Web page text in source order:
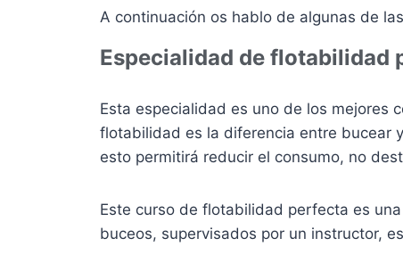
A continuación os hablo de algunas de
Especialidad de flotabilidad
Esta especialidad es uno de los mejores
flotabilidad es la diferencia entre bucear
esto permitirá reducir el consumo, no
Este curso de flotabilidad perfecta es
buceos, supervisados por un instructor,